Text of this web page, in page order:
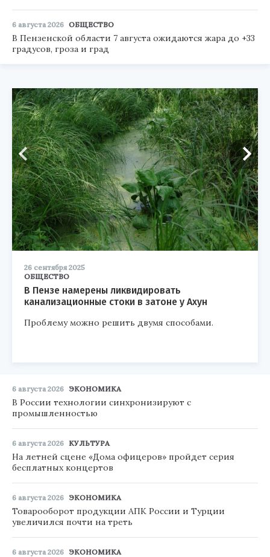
6 августа 2026 ОБЩЕСТВО
В Пензенской области 7 августа ожидаются жара до +33
градусов, гроза и град
26 сентября 2025
ОБЩЕСТВО
В Пензе намерены ликвидировать
канализационные стоки в затоне у Ахун
Проблему можно решить двумя способами.
6 августа 2026 ЭКОНОМИКА
В России технологии синхронизируют с
промышленностью
6 августа 2026 КУЛЬТУРА
На летней сцене «Дома офицеров» пройдет серия
бесплатных концертов
6 августа 2026 ЭКОНОМИКА
Товарооборот продукции АПК России и Турции
увеличился почти на треть
6 августа 2026 ЭКОНОМИКА